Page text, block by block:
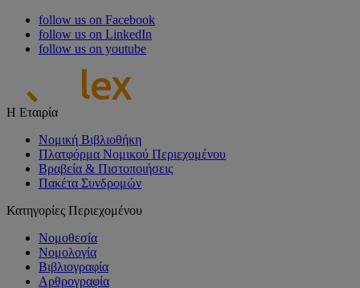
follow us on Facebook
follow us on LinkedIn
follow us on youtube
Η Εταιρία
Νομική Βιβλιοθήκη
Πλατφόρμα Νομικού Περιεχομένου
Βραβεία & Πιστοποιήσεις
Πακέτα Συνδρομών
Κατηγορίες Περιεχομένου
Νομοθεσία
Νομολογία
Βιβλιογραφία
Αρθρογραφία